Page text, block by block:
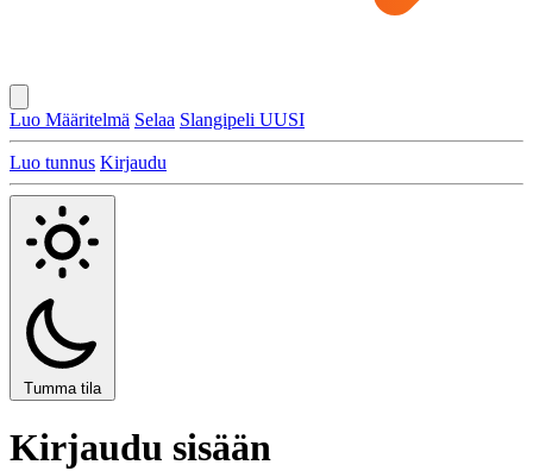
Luo Määritelmä Selaa Slangipeli UUSI
Luo tunnus Kirjaudu
Tumma tila
Kirjaudu sisään